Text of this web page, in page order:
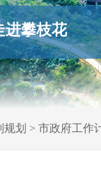
进攀枝花
规划 > 市政府工作